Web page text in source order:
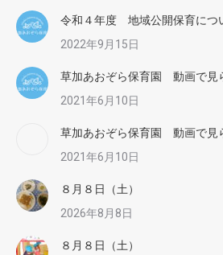
令和４年度 地域公開保育につ
2022年9月15日
草加あおぞら保育園 動画で見
2021年6月10日
草加あおぞら保育園 動画で見
2021年6月10日
８月８日（土）
2026年8月8日
８月８日（土）